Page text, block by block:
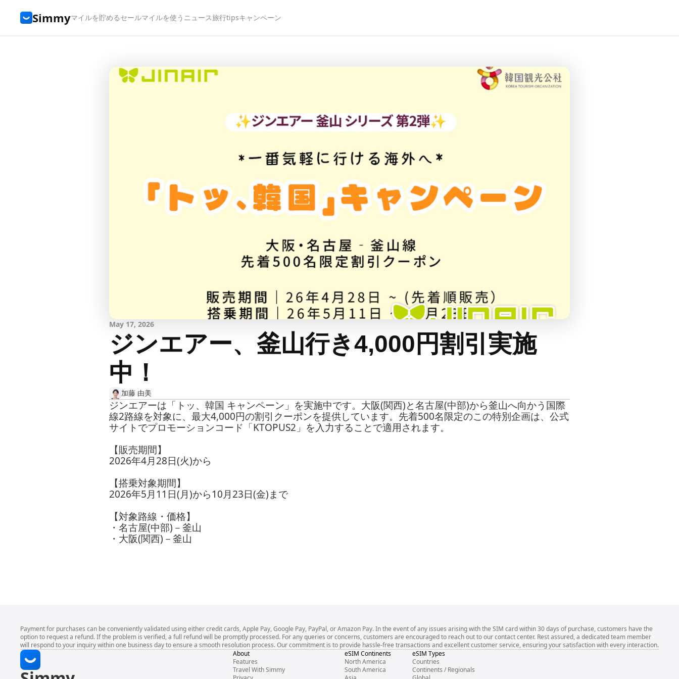
Simmyマイルを貯めるセールマイルを使う ニュース旅行tipsキャンペーン
May 17, 2026
ジンエアー、釜山行き4,000円割引実施
中！
加藤 由美
ジンエアーは「トッ、韓国 キャンペーン」を実施中です。大阪(関西)と名古屋(中部)から釜山へ向かう国際
線2路線を対象に、最大4,000円の割引クーポンを提供しています。先着500名限定のこの特別企画は、公式
サイトでプロモーションコード「KTOPUS2」を入力することで適用されます。
【販売期間】
2026年4月28日(火)から
【搭乗対象期間】
2026年5月11日(月)から10月23日(金)まで
【対象路線・価格】
・名古屋(中部)－釜山
・大阪(関西)－釜山
Payment for purchases can be conveniently validated using either credit cards, Apple Pay, Google Pay, PayPal, or Amazon Pay. In the event of any issues arising with the SIM card within 30 days of purchase, customers have the
option to request a refund. If the problem is verified, a full refund will be promptly processed. For any queries or concerns, customers are encouraged to reach out to our contact center. Rest assured, a dedicated team member
will respond to your inquiry within one business day to ensure a smooth resolution process. Our commitment is to provide hassle-free transactions and excellent customer service, ensuring your satisfaction with every interaction.
About
Features
Travel With Simmy
eSIM Continents
North America
South America
eSIM Types
Countries
Continents / Regionals